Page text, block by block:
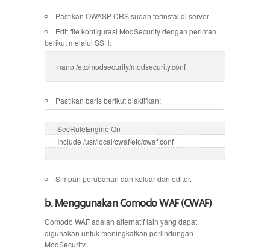
Pastikan OWASP CRS sudah terinstal di server.
Edit file konfigurasi ModSecurity dengan perintah
berikut melalui SSH:
nano /etc/modsecurity/modsecurity.conf
Pastikan baris berikut diaktifkan:
SecRuleEngine On
Include /usr/local/cwaf/etc/cwaf.conf
Simpan perubahan dan keluar dari editor.
b. Menggunakan Comodo WAF (CWAF)
Comodo WAF adalah alternatif lain yang dapat
digunakan untuk meningkatkan perlindungan
ModSecurity.